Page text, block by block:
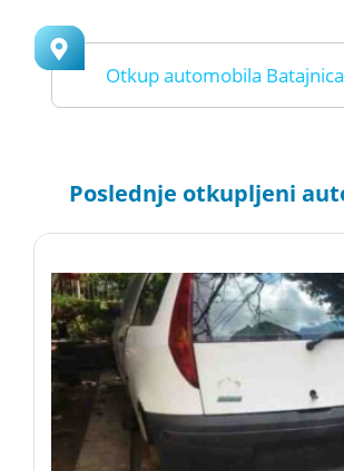
Otkup automobila Batajnica
Poslednje otkupljeni